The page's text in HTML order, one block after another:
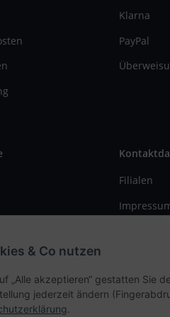
Klarna
PayPal
Filialen
USt., zzgl.Versand
& Co nutzen
„Alle akzeptieren“ gestatten Sie
jederzeit ändern
.